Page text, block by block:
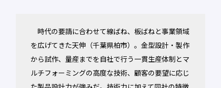
時代の要請に合わせて線ばね、板ばねと事業領域
を広げてきた天伸（千葉県柏市）。金型設計・製作
から試作、量産までを自社で行う一貫生産体制とマ
ルチフォーミングの高度な技術、顧客の要望に応じ